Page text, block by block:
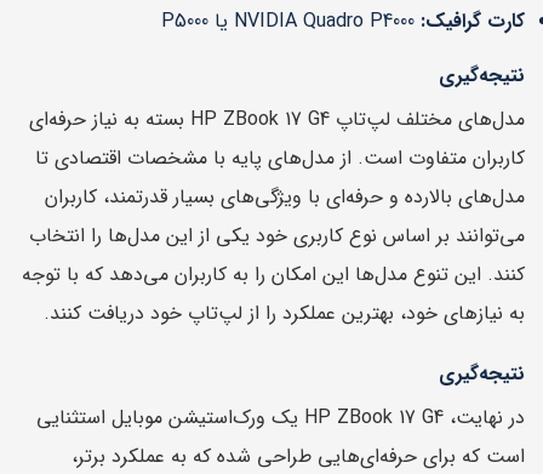
کارت گرافیک:
نتیجه‌گیری
مدل‌های مختلف لپ‌تاپ HP ZBook 17 G4 بسته به نیاز حرفه‌ای
کاربران متفاوت است. از مدل‌های پایه با مشخصات اقتصادی تا
مدل‌های بالارده و حرفه‌ای با ویژگی‌های بسیار قدرتمند، کاربران
می‌توانند بر اساس نوع کاربری خود یکی از این مدل‌ها را انتخاب
کنند. این تنوع مدل‌ها این امکان را به کاربران می‌دهد که با توجه
به نیازهای خود، بهترین عملکرد را از لپ‌تاپ خود دریافت کنند.
نتیجه‌گیری
در نهایت، HP ZBook 17 G4 یک ورک‌استیشن موبایل استثنایی
است که برای حرفه‌ای‌هایی طراحی شده که به عملکرد برتر،